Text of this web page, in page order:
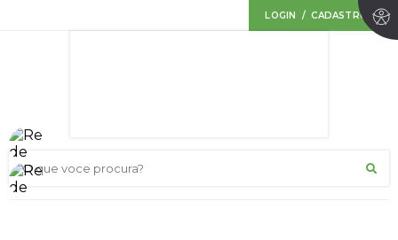
LOGIN / CADASTRO
O que voce procura?